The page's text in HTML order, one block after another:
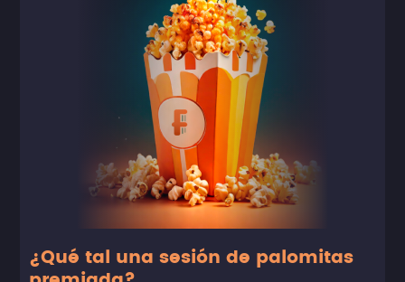
Una comedia con la que es fácil identificarse y que, entre
risas, nos hace reflexionar sobre la edad adulta y la
energía de la juventud.
¿Qué tal una sesión de palomitas